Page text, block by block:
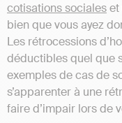
cotisations socialeset
bien que vous ayez
Les rétrocessions
déductibles quel que
exemples de cas de
s’apparenter à une
faire d’impair lors de